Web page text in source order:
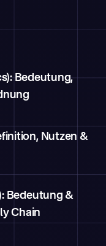
Bedeutung,
Nutzen &
Bedeutung &
Chain